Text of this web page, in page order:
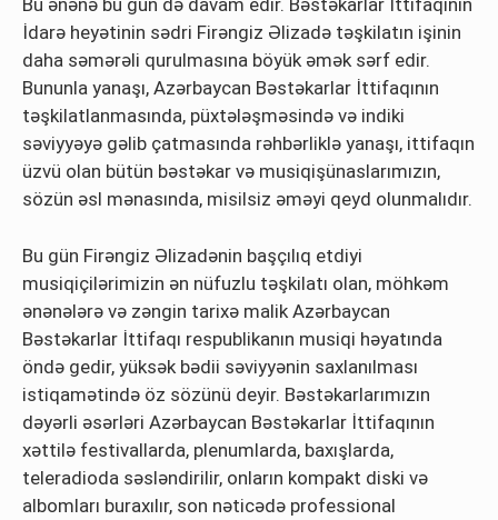
Bu ənənə bu gün də davam edir. Bəstəkarlar İttifaqının
İdarə heyətinin sədri Firəngiz Əlizadə təşkilatın işinin
daha səmərəli qurulmasına böyük əmək sərf edir.
Bununla yanaşı, Azərbaycan Bəstəkarlar İttifaqının
təşkilatlanmasında, püxtələşməsində və indiki
səviyyəyə gəlib çatmasında rəhbərliklə yanaşı, ittifaqın
üzvü olan bütün bəstəkar və musiqişünaslarımızın,
sözün əsl mənasında, misilsiz əməyi qeyd olunmalıdır.
Bu gün Firəngiz Əlizadənin başçılıq etdiyi
musiqiçilərimizin ən nüfuzlu təşkilatı olan, möhkəm
ənənələrə və zəngin tarixə malik Azərbaycan
Bəstəkarlar İttifaqı respublikanın musiqi həyatında
öndə gedir, yüksək bədii səviyyənin saxlanılması
istiqamətində öz sözünü deyir. Bəstəkarlarımızın
dəyərli əsərləri Azərbaycan Bəstəkarlar İttifaqının
xəttilə festivallarda, plenumlarda, baxışlarda,
teleradioda səsləndirilir, onların kompakt diski və
albomları buraxılır, son nəticədə professional